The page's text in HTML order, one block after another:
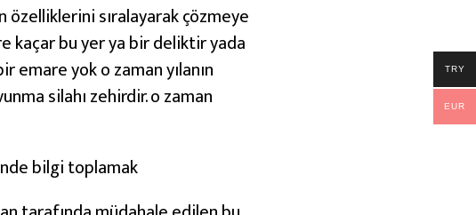
özelliklerini sıralayarak çözmeye
kaçar bu yer ya bir deliktir yada
emare yok o zaman yılanın
silahı zehirdir. o zaman
bilgi toplamak
TRY
EUR